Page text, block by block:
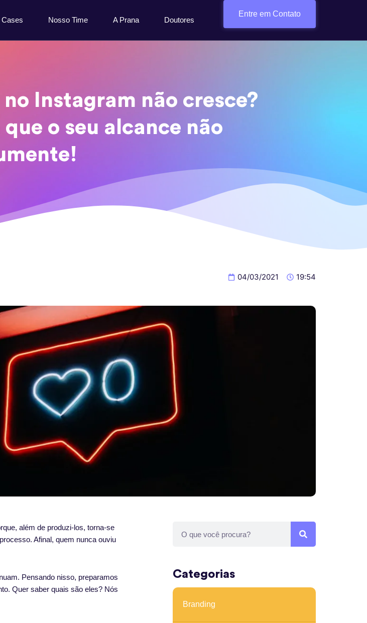
Cases Nosso Time A Prana Doutores
Entre em Contato
Instagram não cresce?
o seu alcance não
04/03/2021 19:54
além de produzi-los, torna-se
Afinal, quem nunca ouviu
Pensando nisso, preparamos
Quer saber quais são eles? Nós
Search
Categorias
Branding